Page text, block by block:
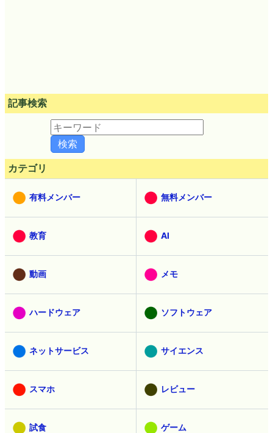
記事検索
カテゴリ
有料メンバー 無料メンバー
教育 AI
動画 メモ
ハードウェア ソフトウェア
ネットサービス サイエンス
スマホ レビュー
試食 ゲーム